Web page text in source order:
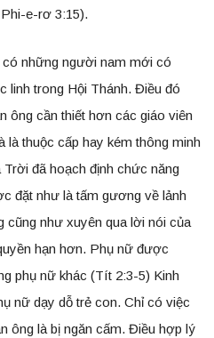
e-rơ 3:15).
những người nam mới có
linh trong Hội Thánh. Điều đó
ông cần thiết hơn các giáo viên
thuộc cấp hay kém thông minh
đã hoạch định chức năng
đặt như là tấm gương về lảnh
cũng như xuyên qua lời nói của
hạn hơn. Phụ nữ được
phụ nữ khác (Tít 2:3-5) Kinh
nữ dạy dỗ trẻ con. Chỉ có việc
ông là bị ngăn cấm. Điều hợp lý